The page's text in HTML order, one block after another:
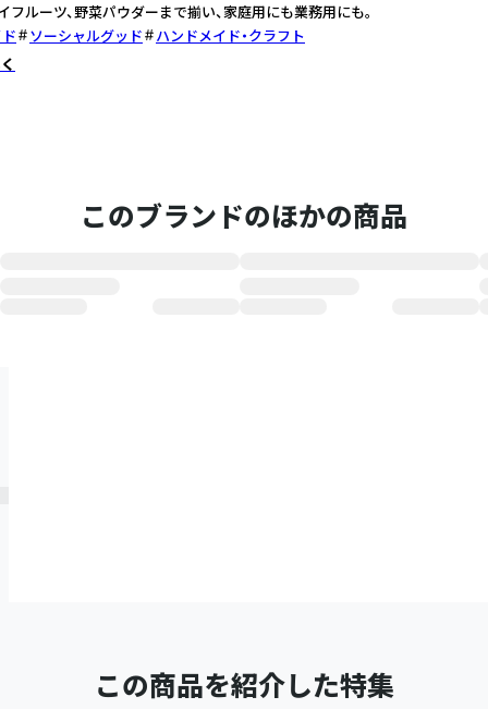
フルーツ、野菜パウダーまで揃い、家庭用にも業務用にも。
ソーシャルグッド
ハンドメイド・クラフト
このブランドのほかの商品
この商品を紹介した特集